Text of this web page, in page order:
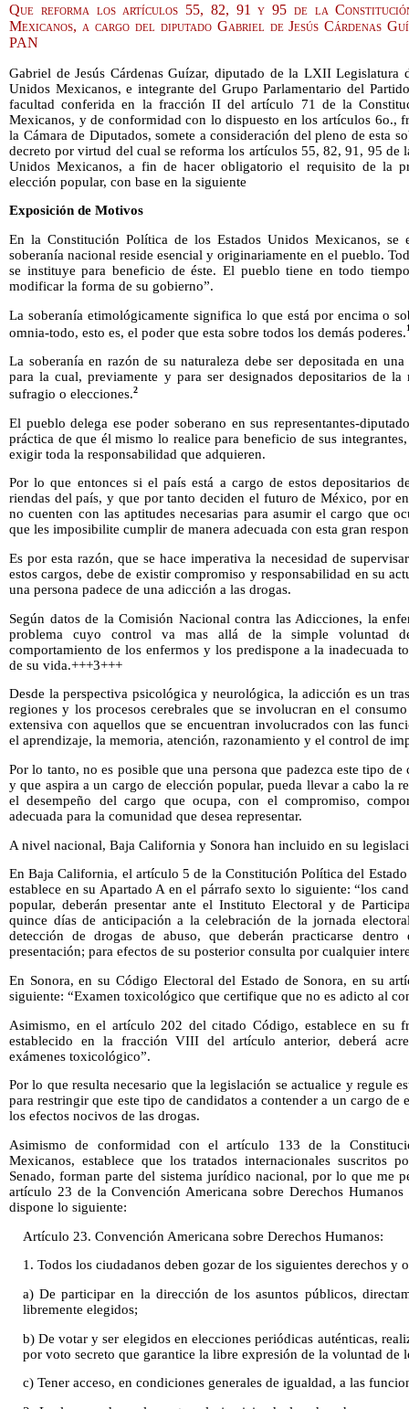
Que reforma los artículos 55, 82, 91 y 95 de la
Mexicanos, a cargo del diputado Gabriel de Jesús Cárdenas
PAN
Gabriel de Jesús Cárdenas Guízar, diputado de la LXII Legislatura
Unidos Mexicanos, e integrante del Grupo Parlamentario del
facultad conferida en la fracción II del artículo 71 de la
Mexicanos, y de conformidad con lo dispuesto en los artículos 6o.,
la Cámara de Diputados, somete a consideración del pleno de esta
decreto por virtud del cual se reforma los artículos 55, 82, 91, 95 de
Unidos Mexicanos, a fin de hacer obligatorio el requisito de la
elección popular, con base en la siguiente
Exposición de Motivos
En la Constitución Política de los Estados Unidos Mexicanos, se
soberanía nacional reside esencial y originariamente en el pueblo.
se instituye para beneficio de éste. El pueblo tiene en todo
modificar la forma de su gobierno”.
La soberanía etimológicamente significa lo que está por encima o
omnia-todo, esto es, el poder que esta sobre todos los demás poderes.
La soberanía en razón de su naturaleza debe ser depositada en
para la cual, previamente y para ser designados depositarios de
sufragio o elecciones.2
El pueblo delega ese poder soberano en sus representantes-
práctica de que él mismo lo realice para beneficio de sus integrantes,
exigir toda la responsabilidad que adquieren.
Por lo que entonces si el país está a cargo de estos depositarios
riendas del país, y que por tanto deciden el futuro de México, por
no cuenten con las aptitudes necesarias para asumir el cargo que
que les imposibilite cumplir de manera adecuada con esta gran
Es por esta razón, que se hace imperativa la necesidad de
estos cargos, debe de existir compromiso y responsabilidad en su
una persona padece de una adicción a las drogas.
Según datos de la Comisión Nacional contra las Adicciones, la
problema cuyo control va mas allá de la simple voluntad
comportamiento de los enfermos y los predispone a la inadecuada
de su vida.+++3+++
Desde la perspectiva psicológica y neurológica, la adicción es un
regiones y los procesos cerebrales que se involucran en el
extensiva con aquellos que se encuentran involucrados con las
el aprendizaje, la memoria, atención, razonamiento y el control de
Por lo tanto, no es posible que una persona que padezca este tipo
y que aspira a un cargo de elección popular, pueda llevar a cabo la
el desempeño del cargo que ocupa, con el compromiso,
adecuada para la comunidad que desea representar.
A nivel nacional, Baja California y Sonora han incluido en su
En Baja California, el artículo 5 de la Constitución Política del
establece en su Apartado A en el párrafo sexto lo siguiente: “los
popular, deberán presentar ante el Instituto Electoral y de
quince días de anticipación a la celebración de la jornada
detección de drogas de abuso, que deberán practicarse
presentación; para efectos de su posterior consulta por cualquier
En Sonora, en su Código Electoral del Estado de Sonora, en su
siguiente: “Examen toxicológico que certifique que no es adicto al
Asimismo, en el artículo 202 del citado Código, establece en su
establecido en la fracción VIII del artículo anterior, deberá
exámenes toxicológico”.
Por lo que resulta necesario que la legislación se actualice y regule
para restringir que este tipo de candidatos a contender a un cargo de
los efectos nocivos de las drogas.
Asimismo de conformidad con el artículo 133 de la
Mexicanos, establece que los tratados internacionales suscritos
Senado, forman parte del sistema jurídico nacional, por lo que me
artículo 23 de la Convención Americana sobre Derechos
dispone lo siguiente:
Artículo 23. Convención Americana sobre Derechos Humanos:
1. Todos los ciudadanos deben gozar de los siguientes derechos y
a) De participar en la dirección de los asuntos públicos,
libremente elegidos;
b) De votar y ser elegidos en elecciones periódicas auténticas,
por voto secreto que garantice la libre expresión de la voluntad de
c) Tener acceso, en condiciones generales de igualdad, a las